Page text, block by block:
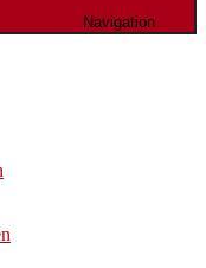
Navigation